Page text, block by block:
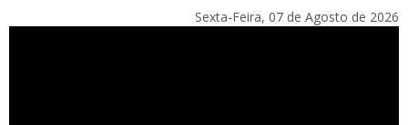
Sexta-Feira, 07 de Agosto de 2026